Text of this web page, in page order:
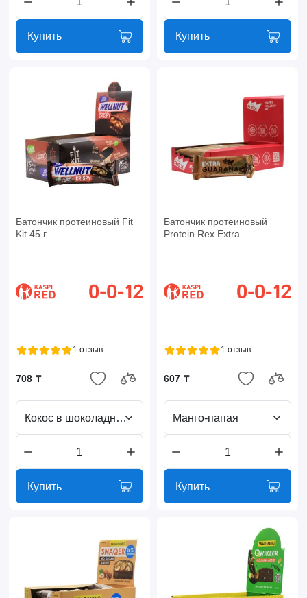
Купить Купить
Батончик протеиновый Fit
Kit 45 г
1 отзыв
708 ₸
Кокос в шоколадной глазури
Купить
Батончик протеиновый
Protein Rex Extra
1 отзыв
607 ₸
Манго-папая
Купить